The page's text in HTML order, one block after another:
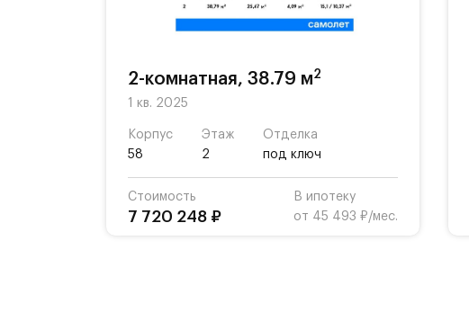
2-комнатная, 38.79 м2
1 кв. 2025
Корпус
58
Этаж
2
Отделка
под ключ
Стоимость
7 720 248 ₽
В ипотеку
от 45 493 ₽/мес.